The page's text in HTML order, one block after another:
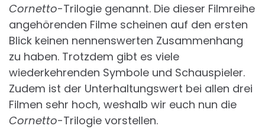
Cornetto-Trilogie genannt. Die dieser Filmreihe
angehörenden Filme scheinen auf den ersten
Blick keinen nennenswerten Zusammenhang
zu haben. Trotzdem gibt es viele
wiederkehrenden Symbole und Schauspieler.
Zudem ist der Unterhaltungswert bei allen drei
Filmen sehr hoch, weshalb wir euch nun die
Cornetto-Trilogie vorstellen.